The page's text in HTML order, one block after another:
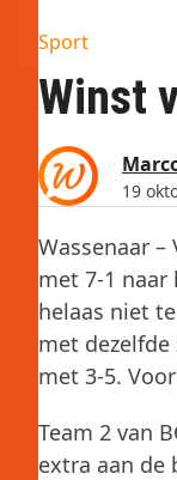
Sport
Winst
19
Wassenaar
met 7-1 naar
helaas niet
met
met 3-5.
Team 2 van
extra aan de